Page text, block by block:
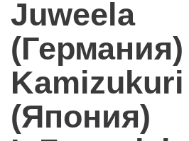
Juweela
(Германия)
Kamizukuri
(Япония)